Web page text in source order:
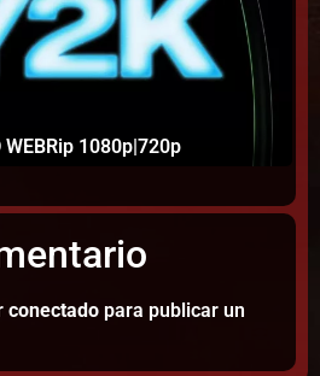
1080p|720p
conectado para publicar un